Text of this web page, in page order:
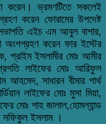
করেন। ভ্রমণটিতে সকলেই
করেন ফোরামের উপদেষ্ট
এইচ এম আবুল বাশার,
অংশগ্রহণ করেন ফার ‌ইস্টের
প্রাইম ইসলামীর মোঃ আমীর
লাইফের মোঃ আরিফুল
আহমেদ, সাধারন বীমার পার্থ
লাইফের মোঃ মুসা মিয়া,
মোঃ শাহ জালাল,হোমল্যান্ড
ইসলাম ।